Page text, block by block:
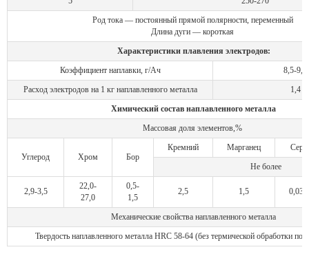
Род тока — постоянный прямой полярности, переменный
Длина дуги — короткая
Характеристики плавления электродов:
Коэффициент наплавки, г/Ач
8,5-9,0
Расход электродов на 1 кг наплавленного металла
1,4
Химический состав наплавленного металла
Массовая доля элементов,%
Углерод Хром Бор
Кремний Марганец
Сера
Не более
2,9-3,5
22,0-
27,0
0,5-
1,5
2,5 1,5 0,035
Механические свойства наплавленного металла
Твердость наплавленного металла НRC 58-64 (без термической обработки